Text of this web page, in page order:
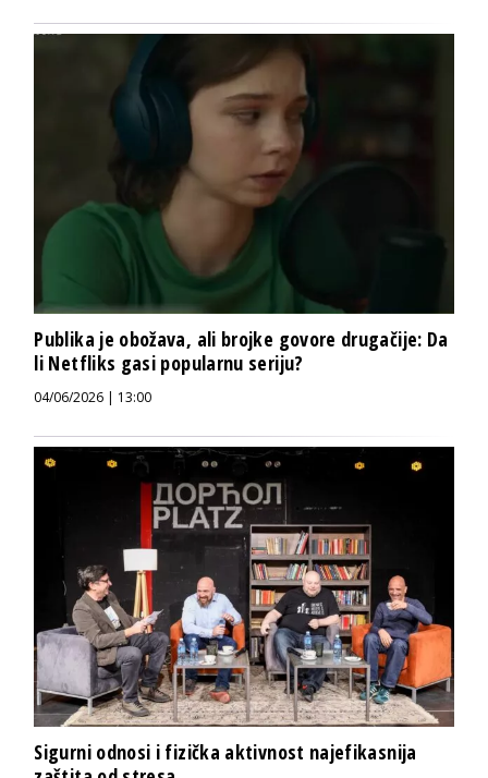
Publika je obožava, ali brojke govore drugačije: Da
li Netfliks gasi popularnu seriju?
04/06/2026 | 13:00
Sigurni odnosi i fizička aktivnost najefikasnija